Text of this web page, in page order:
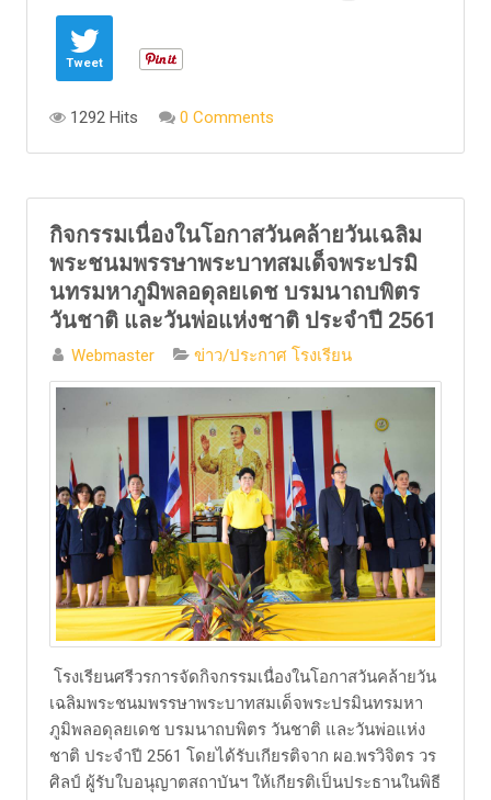
Tweet
1292 Hits 0 Comments
กิจกรรมเนื่องในโอกาสวันคล้ายวันเฉลิม
พระชนมพรรษาพระบาทสมเด็จพระปรมิ
นทรมหาภูมิพลอดุลยเดช บรมนาถบพิตร
วันชาติ และวันพ่อแห่งชาติ ประจำปี 2561
Webmaster ข่าว/ประกาศ โรงเรียน
โรงเรียนศรีวรการจัดกิจกรรมเนื่องในโอกาสวันคล้ายวัน
เฉลิมพระชนมพรรษาพระบาทสมเด็จพระปรมินทรมหา
ภูมิพลอดุลยเดช บรมนาถบพิตร วันชาติ และวันพ่อแห่ง
ชาติ ประจำปี 2561 โดยได้รับเกียรติจาก ผอ.พรวิจิตร วร
ศิลป์ ผู้รับใบอนุญาตสถาบันฯ ให้เกียรติเป็นประธานในพิธี